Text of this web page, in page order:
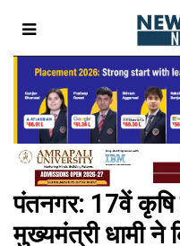
पंतनगर: 17वें कृषि
मुख्यमंत्री धामी ने